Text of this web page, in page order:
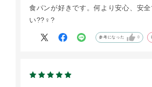
食パンが好きです。何より安心、安全
い??♀?
参考になった 0